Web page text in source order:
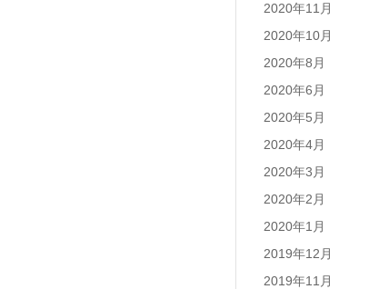
2020年11月
2020年10月
2020年8月
2020年6月
2020年5月
2020年4月
2020年3月
2020年2月
2020年1月
2019年12月
2019年11月